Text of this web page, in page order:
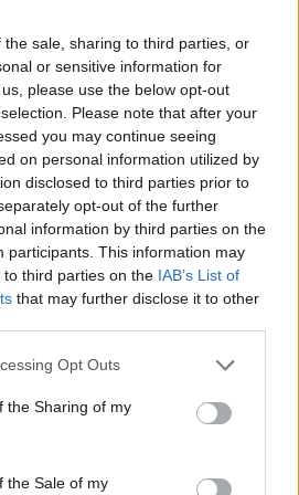
sale, sharing to third parties, or
or sensitive information for
please use the below opt-out
Please note that after your
you may continue seeing
on personal information utilized by
disclosed to third parties prior to
opt-out of the further
information by third parties on the
participants. This information may
third parties on the IAB’s List of
that may further disclose it to other
app uses one or more Google
usage behaviour. You may click to
Google and its third-party tags to
specified purposes in below Google
Opt Outs
the Sharing of my
the Sale of my
IL TRASFERIMENTO
Successiva
METEO ROMA
Vicina la fine del
caldo: in settimana
aria più fresca
romano